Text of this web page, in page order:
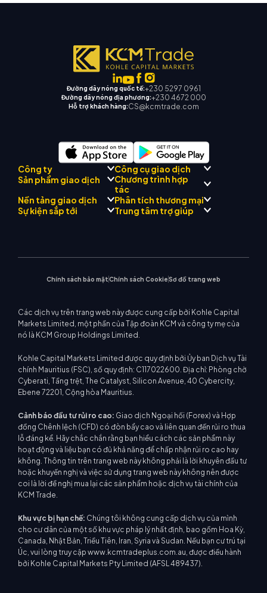
Đường dây nóng quốc tế:+230 5297 0961
Đường dây nóng địa phương:+230 4672 000
Hỗ trợ khách hàng:CS@kcmtrade.com
Công ty
Giới thiệu về
Đội
Drift
Triết lý công ty
Công cụ giao dịch
Cố vấn AI thương mại KCM
Trung tâm tín hiệu thương
mại KCM
Lịch kinh tế
Sản phẩm giao dịch
Forex
Kim loại quý
Năng lượng
Chương trình hợp
tác
Giới thiệu Chương trình môi
Nền tảng giao dịch
MetaTrader 4
Phân tích thương mại
Nhóm phân tích thị trường
Sự kiện sắp tới Trung tâm trợ giúp
Chính sách bảo mậtChính sách CookieSơ đồ trang web
Các dịch vụ trên trang web này được cung cấp bởi Kohle Capital
Markets Limited, một phần của Tập đoàn KCM và công ty mẹ của
nó là KCM Group Holdings Limited.
Kohle Capital Markets Limited được quy định bởi Ủy ban Dịch vụ Tài
chính Mauritius (FSC), số quy định: C117022600. Địa chỉ: Phòng chờ
Cyberati, Tầng trệt, The Catalyst, Silicon Avenue, 40 Cybercity,
Ebene 72201, Cộng hòa Mauritius.
Cảnh báo đầu tư rủi ro cao: Giao dịch Ngoại hối (Forex) và Hợp
đồng Chênh lệch (CFD) có đòn bẩy cao và liên quan đến rủi ro thua
lỗ đáng kể. Hãy chắc chắn rằng bạn hiểu cách các sản phẩm này
hoạt động và liệu bạn có đủ khả năng để chấp nhận rủi ro cao hay
không. Thông tin trên trang web này không phải là lời khuyên đầu tư
hoặc khuyến nghị và việc sử dụng trang web này không nên được
coi là lời đề nghị mua lại các sản phẩm hoặc dịch vụ tài chính của
KCM Trade.
Khu vực bị hạn chế: Chúng tôi không cung cấp dịch vụ của mình
cho cư dân của một số khu vực pháp lý nhất định, bao gồm Hoa Kỳ,
Canada, Nhật Bản, Triều Tiên, Iran, Syria và Sudan. Nếu bạn cư trú tại
Úc, vui lòng truy cập www.kcmtradeplus.com.au, được điều hành
bởi Kohle Capital Markets Pty Limited (AFSL 489437).